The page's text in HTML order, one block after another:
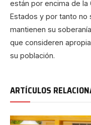
están por encima de la
Estados y por tanto no
mantienen su
que consideren
su población.
ARTÍCULOS